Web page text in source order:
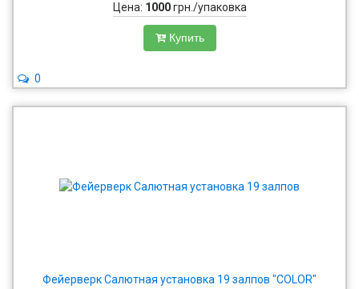
Цена: 1000грн./упаковка
Купить
0
Фейерверк Салютная установка 19 залпов "COLOR"